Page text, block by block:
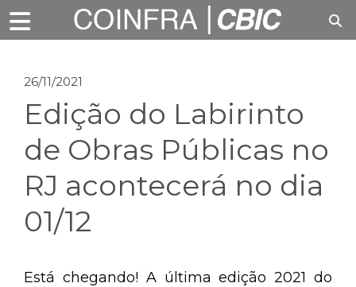
26/11/2021
Edição do Labirinto
de Obras Públicas no
RJ acontecerá no dia
01/12
Está chegando! A última edição 2021 do